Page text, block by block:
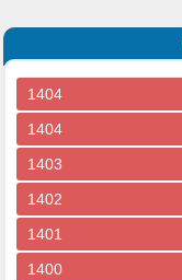
1404
1404
1403
1402
1401
1400